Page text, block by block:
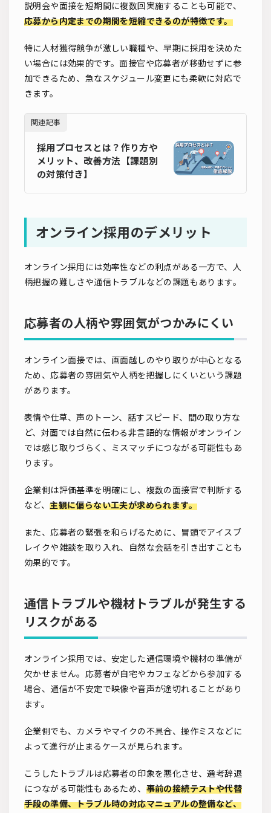
説明会や面接を短期間に複数回実施することも可能で、
応募から内定までの期間を短縮できるのが特徴です。
特に人材獲得競争が激しい職種や、早期に採用を決めた
い場合には効果的です。面接官や応募者が移動せずに参
加できるため、急なスケジュール変更にも柔軟に対応で
きます。
関連記事
採用プロセスとは？作り方や
メリット、改善方法【課題別
の対策付き】
オンライン採用のデメリット
オンライン採用には効率性などの利点がある一方で、人
柄把握の難しさや通信トラブルなどの課題もあります。
応募者の人柄や雰囲気がつかみにくい
オンライン面接では、画面越しのやり取りが中心となる
ため、応募者の雰囲気や人柄を把握しにくいという課題
があります。
表情や仕草、声のトーン、話すスピード、間の取り方な
ど、対面では自然に伝わる非言語的な情報がオンライン
では感じ取りづらく、ミスマッチにつながる可能性もあ
ります。
企業側は評価基準を明確にし、複数の面接官で判断する
など、主観に偏らない工夫が求められます。
また、応募者の緊張を和らげるために、冒頭でアイスブ
レイクや雑談を取り入れ、自然な会話を引き出すことも
効果的です。
通信トラブルや機材トラブルが発生する
リスクがある
オンライン採用では、安定した通信環境や機材の準備が
欠かせません。応募者が自宅やカフェなどから参加する
場合、通信が不安定で映像や音声が途切れることがあり
ます。
企業側でも、カメラやマイクの不具合、操作ミスなどに
よって進行が止まるケースが見られます。
こうしたトラブルは応募者の印象を悪化させ、選考辞退
につながる可能性もあるため、 事前の接続テストや代替
手段の準備、トラブル時の対応マニュアルの整備など、